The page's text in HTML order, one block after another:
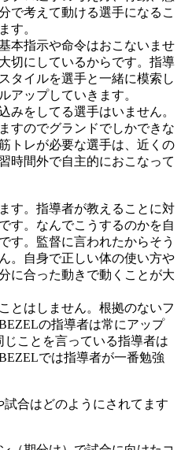
で考えて動ける選手になるこ
す。
本指示や命令はおこないませ
切にしているからです。指導
タイルを選手と一緒に模索し
アップしていきます。
みをしてる選手はいません。
すのでグランドでしかできな
トレが必要な選手は、近くの
時間外で自主的におこなって
す。指導者が教えることに対
す。なんでこうするのかを自
す。監督に言われたからそう
。自身で正しい体の使い方や
に合った動きで動くことが大
とはしません。根拠のないフ
の指導者は常にアップ
ことを言っている指導者は
では指導者が一番勉強
合はどのようにされてます